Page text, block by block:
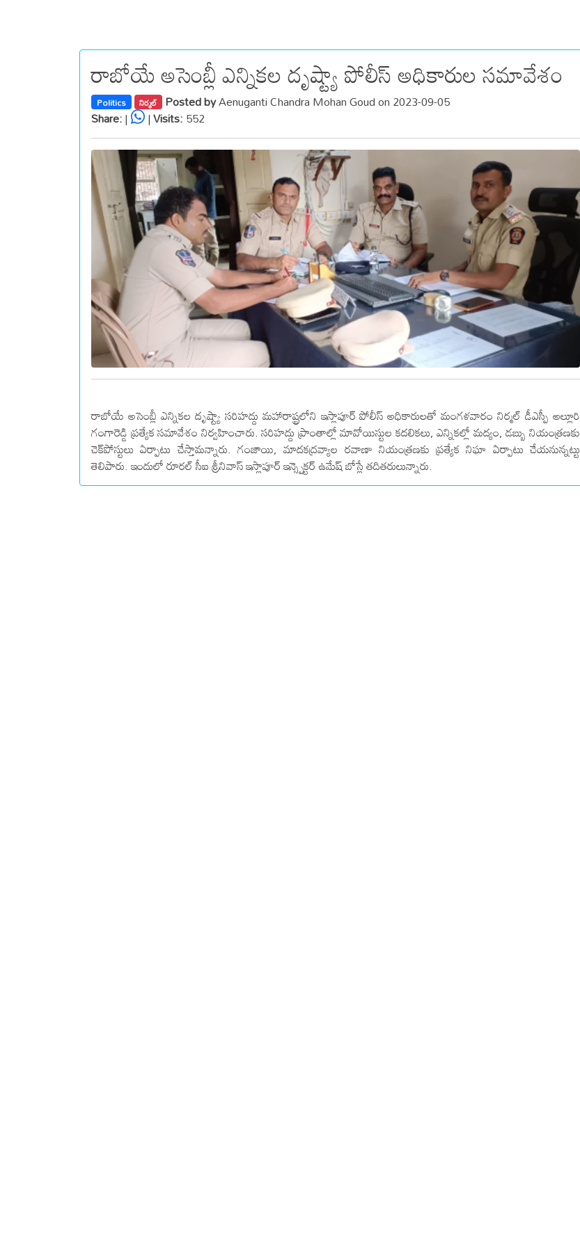
రాబోయే అసెంబ్లీ ఎన్నికల దృష్ట్యా పోలీస్ అధికారుల సమావేశం
Politics నిర్మల్ Posted byAenuganti Chandra Mohan Goud on 2023-09-05
Share:| |Visits:552
రాబోయే అసెంబ్లీ ఎన్నికల దృష్ట్యా సరిహద్దు మహారాష్ట్రలోని ఇస్లాపూర్ పోలీస్ అధికారులతో మంగళవారం నిర్మల్ డీఎస్పీ అల్లూరి
గంగారెడ్డి ప్రత్యేక సమావేశం నిర్వహించారు. సరిహద్దు ప్రాంతాల్లో మావోయిస్టుల కదలికలు, ఎన్నికల్లో మద్యం, డబ్బు నియంత్రణకు
చెక్‌పోస్టులు ఏర్పాటు చేస్తామన్నారు. గంజాయి, మాదకద్రవ్యాల రవాణా నియంత్రణకు ప్రత్యేక నిఘా ఏర్పాటు చేయనున్నట్టు
తెలిపారు. ఇందులో రూరల్ సీఐ శ్రీనివాస్ ఇస్లాపూర్ ఇన్స్పెక్టర్ ఉమేష్ బోస్లే తదితరులున్నారు.